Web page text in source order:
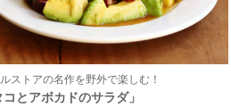
ストアの名作を野外で楽しむ！
とアボカドのサラダ」